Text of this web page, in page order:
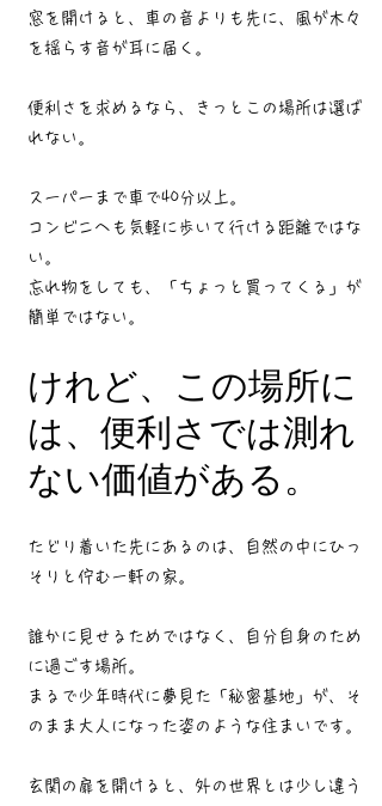
窓を開けると、車の音よりも先に、風が木々
を揺らす音が耳に届く。
便利さを求めるなら、きっとこの場所は選ば
れない。
スーパーまで車で40分以上。
コンビニへも気軽に歩いて行ける距離ではな
い。
忘れ物をしても、「ちょっと買ってくる」が
簡単ではない。
けれど、この場所に
は、便利さでは測れ
ない価値がある。
たどり着いた先にあるのは、自然の中にひっ
そりと佇む一軒の家。
誰かに見せるためではなく、自分自身のため
に過ごす場所。
まるで少年時代に夢見た「秘密基地」が、そ
のまま大人になった姿のような住まいです。
玄関の扉を開けると、外の世界とは少し違う